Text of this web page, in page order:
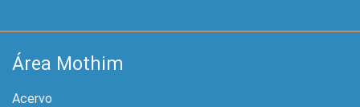
Área Mothim
Acervo